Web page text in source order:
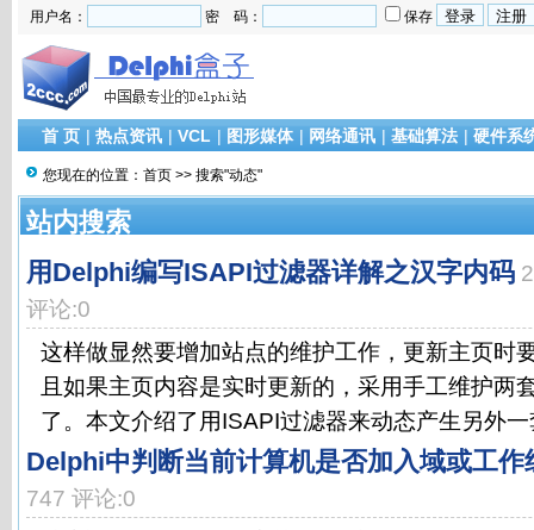
用户名： 密 码： 保存
首 页 | 热点资讯 | VCL | 图形媒体 | 网络通讯 | 基础算法 | 硬件系
您现在的位置： 首页 >> 搜索"动态"
站内搜索
用Delphi编写ISAPI过滤器详解之汉字内码
评论:0
这样做显然要增加站点的维护工作，更新主页时
且如果主页内容是实时更新的，采用手工维护两
了。本文介绍了用ISAPI过滤器来动态产生另外
Delphi中判断当前计算机是否加入域或工作
747 评论:0